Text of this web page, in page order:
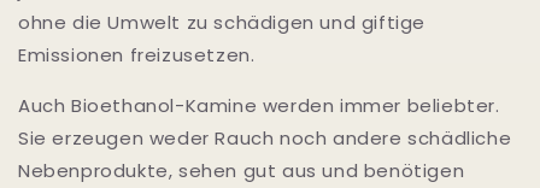
ohne die Umwelt zu schädigen und giftige
Emissionen freizusetzen.
Auch Bioethanol-Kamine werden immer beliebter.
Sie erzeugen weder Rauch noch andere schädliche
Nebenprodukte, sehen gut aus und benötigen